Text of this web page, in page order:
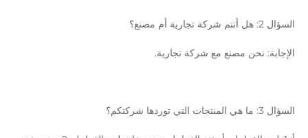
السؤال 2: هل أنتم شركة تجارية أم مصنع؟
الإجابة: نحن مصنع مع شركة تجارية.
السؤال 3: ما هي المنتجات التي توردها شركتكم؟